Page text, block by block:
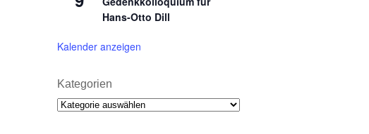
Hans-Otto Dill
Kalender anzeigen
Kategorien
Kategorien